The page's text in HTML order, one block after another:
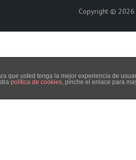
Copyright © 2026
que usted tenga la mejor experiencia de
política de cookies, pinche el enlace para